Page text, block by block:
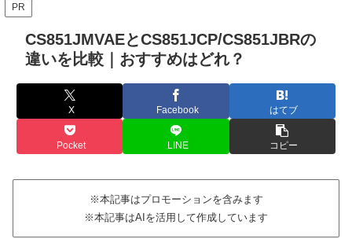
PR
CS851JMVAEとCS851JCP/CS851JBRの
違いを比較｜おすすめはどれ？
X Facebook はてブ
Pocket LINE コピー
※本記事はプロモーションを含みます
※本記事はAIを活用して作成しています